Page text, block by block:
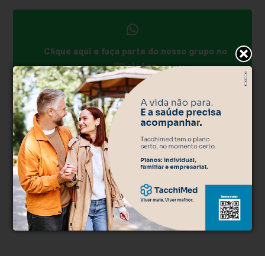
Clique aqui e faça parte do nosso grupo no
WhatsApp